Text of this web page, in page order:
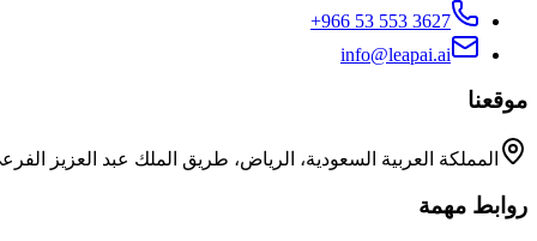
+966 53 553 3627
info@leapai.ai
موقعنا
المملكة العربية السعودية، الرياض، طريق الملك عبد العزيز
روابط مهمة